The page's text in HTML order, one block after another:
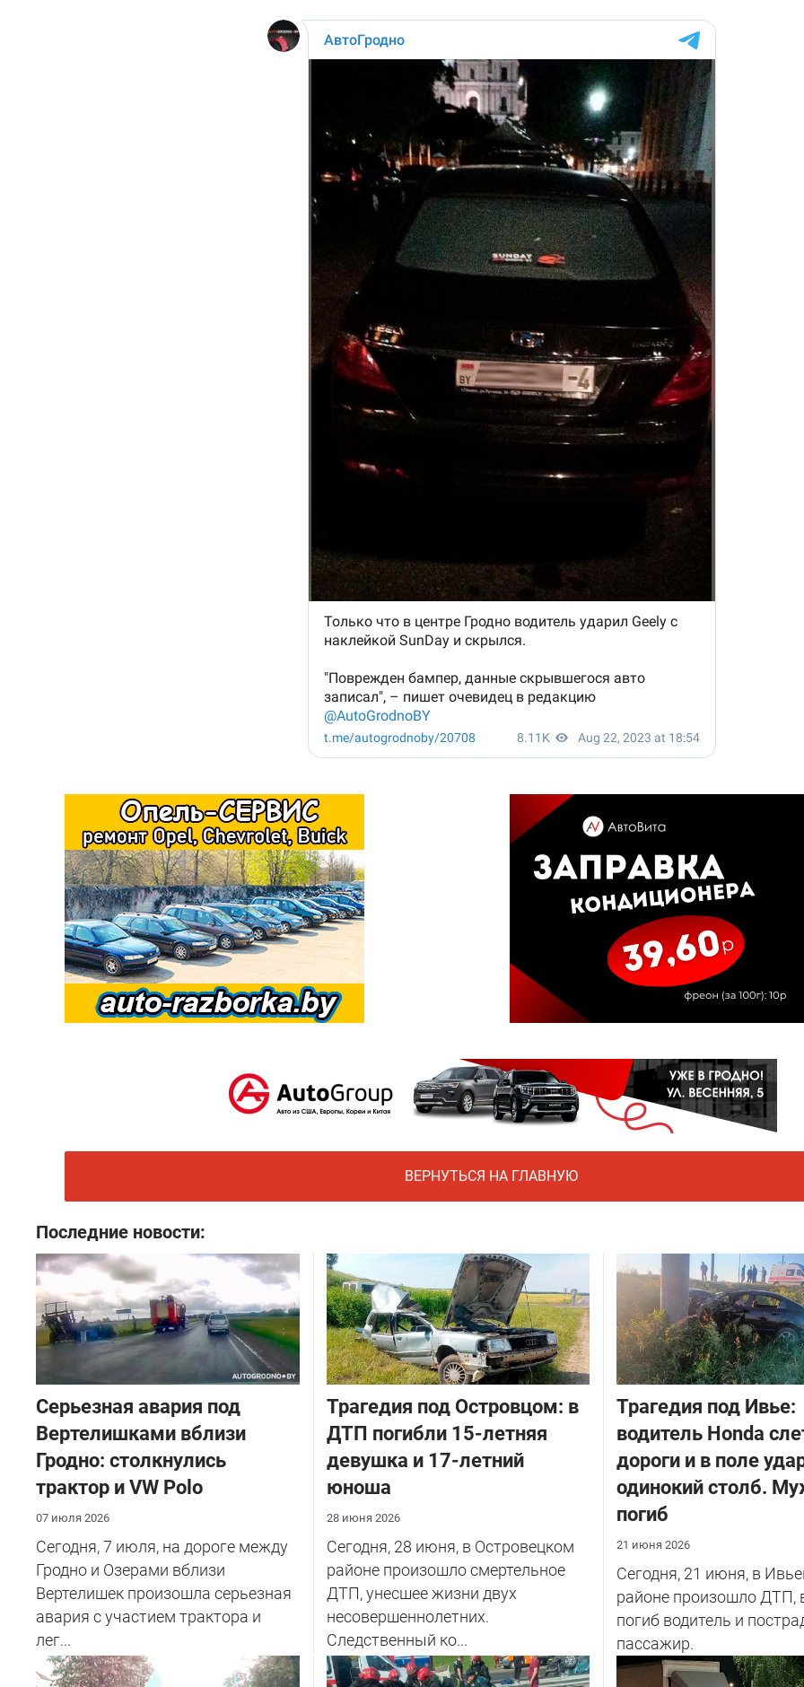
ВЕРНУТЬСЯ НА ГЛАВНУЮ
Последние новости:
Серьезная авария под
Вертелишками вблизи
Гродно: столкнулись
трактор и VW Polo
07 июля 2026
Сегодня, 7 июля, на дороге между
Гродно и Озерами вблизи
Вертелишек произошла серьезная
авария с участием трактора и
лег...
Трагедия под Островцом: в
ДТП погибли 15-летняя
девушка и 17-летний
юноша
28 июня 2026
Сегодня, 28 июня, в Островецком
районе произошло смертельное
ДТП, унесшее жизни двух
несовершеннолетних.
Следственный ко...
Трагедия под Ивье:
водитель Honda
дороги и в поле
одинокий столб.
погиб
21 июня 2026
Сегодня, 21 июня, в
районе произошло ДТП,
погиб водитель и
пассажир.